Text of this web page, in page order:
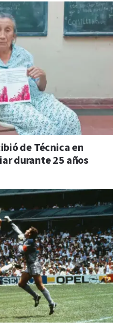
de Técnica en
durante 25 años